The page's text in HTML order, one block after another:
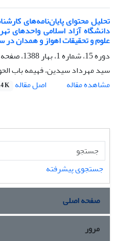
تحلیل محتوای پایان‌نامه‌های
دانشگاه آزاد اسلامی ‌واحدهای
علوم و تحقیقات اهواز و همدان در سال‌های
دوره 15، شماره 1، بهار 1388، صفحه
سید مهرداد سیدین، فهیمه باب
مشاهده مقاله
اصل مقاله K
جستجوی پیشرفته
صفحه اصلی
مرور